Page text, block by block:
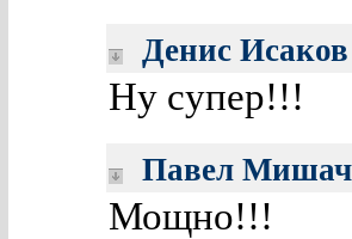
Денис Исаков
Ну супер!!!
Павел
Мощно!!!